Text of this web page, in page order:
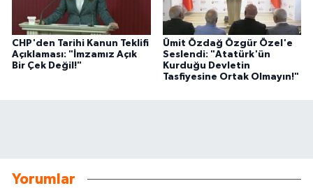
CHP'den Tarihi Kanun Teklifi
Açıklaması: "İmzamız Açık
Bir Çek Değil!"
Ümit Özdağ Özgür Özel'e
Seslendi: "Atatürk'ün
Kurduğu Devletin
Tasfiyesine Ortak Olmayın!"
Yorumlar